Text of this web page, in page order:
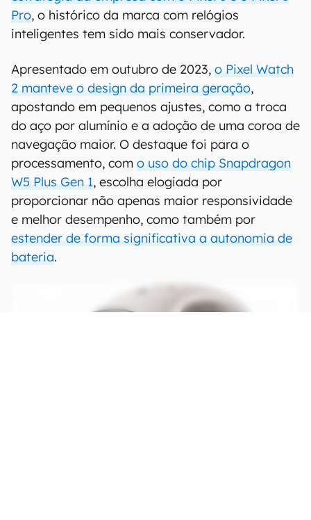
Pro, o histórico da marca com relógios
inteligentes tem sido mais conservador.
Apresentado em outubro de 2023, o Pixel Watch
2 manteve o design da primeira geração,
apostando em pequenos ajustes, como a troca
do aço por alumínio e a adoção de uma coroa de
navegação maior. O destaque foi para o
processamento, com o uso do chip Snapdragon
W5 Plus Gen 1, escolha elogiada por
proporcionar não apenas maior responsividade
e melhor desempenho, como também por
estender de forma significativa a autonomia de
bateria.